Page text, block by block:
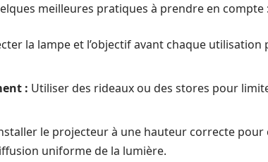
meilleures pratiques à prendre en compte :
la lampe et l’objectif avant chaque
: Utiliser des rideaux ou des stores pour
le projecteur à une hauteur correcte pour
uniforme de la lumière.